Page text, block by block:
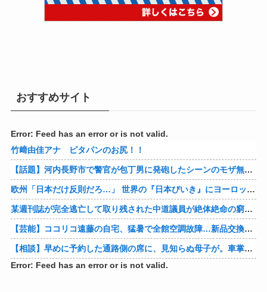
おすすめサイト
Error: Feed has an error or is not valid.
竹﨑由佳アナ ピタパンのお尻！！
【話題】河内長野市で警官が包丁男に発砲したシーンのモザ無し映像が公開される。
欧州「日本だけ反則だろ…」 世界の『日本びいき』にヨーロッパ全土から不満の声
某週刊誌が完全逃亡して取り残された中道議員が絶体絶命の窮地、「今度は宏池会に矛先を向けたか……」と節操の無さに呆れる人が続出
【芸能】ココリコ遠藤の自宅、猛暑で全館空調故障…新品交換費300万円…高額費用に「高すぎる」
【相談】早めに予約した通路側の席に、見知らぬ母子が。車掌の呼びかけにも「目を閉じて無視」して居座られました。無理やり奪われた席は、結局“やったもん勝ち”になってしまうのでしょうか？
Error: Feed has an error or is not valid.